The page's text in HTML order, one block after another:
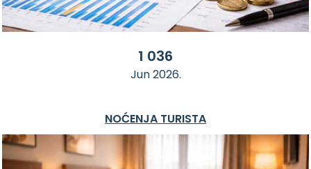
1 036
Jun 2026.
NOĆENJA TURISTA